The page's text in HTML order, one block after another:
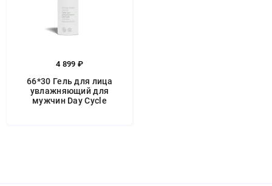
4 899 ₽
66*30 Гель для лица
увлажняющий для
мужчин Day Cycle